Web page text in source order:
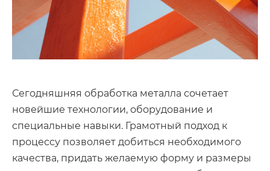
Сегодняшняя обработка металла сочетает
новейшие технологии, оборудование и
специальные навыки. Грамотный подход к
процессу позволяет добиться необходимого
качества, придать желаемую форму и размеры